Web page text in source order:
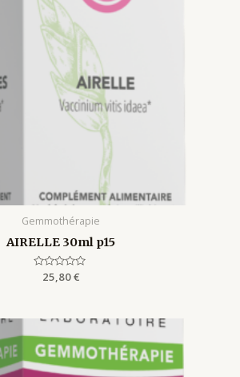
Gemmothérapie
AIRELLE 30ml p15
Rated
25,80€